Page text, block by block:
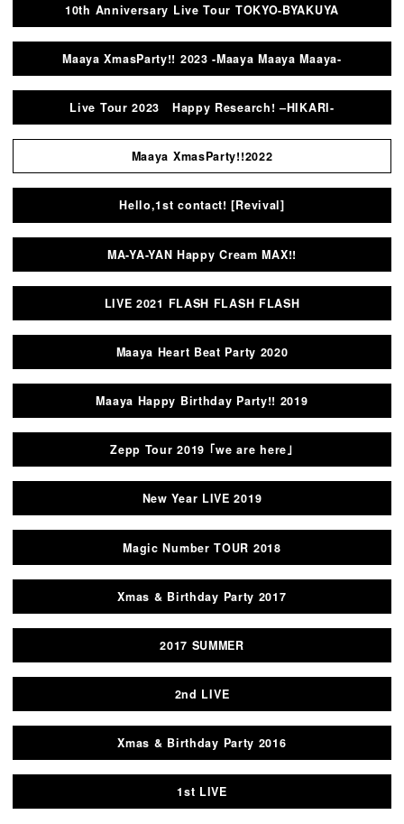
10th Anniversary Live Tour TOKYO-BYAKUYA
Maaya XmasParty!! 2023 -Maaya Maaya Maaya-
Live Tour 2023 Happy Research! –HIKARI-
Maaya XmasParty!!2022
Hello,1st contact! [Revival]
MA-YA-YAN Happy Cream MAX!!
LIVE 2021 FLASH FLASH FLASH
Maaya Heart Beat Party 2020
Maaya Happy Birthday Party!! 2019
Zepp Tour 2019 ｢we are here｣
New Year LIVE 2019
Magic Number TOUR 2018
Xmas & Birthday Party 2017
2017 SUMMER
2nd LIVE
Xmas & Birthday Party 2016
1st LIVE